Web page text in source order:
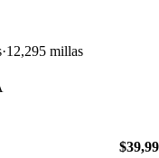
12,295 millas